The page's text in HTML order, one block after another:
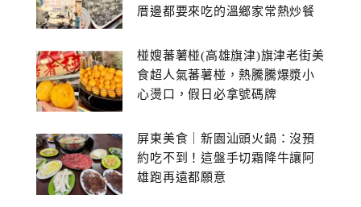
厝邊都要來吃的溫鄉家常熱炒餐
椪嫂蕃薯椪(高雄旗津)旗津老街美
食超人氣蕃薯椪，熱騰騰爆漿小
心燙口，假日必拿號碼牌
屏東美食｜新園汕頭火鍋：沒預
約吃不到！這盤手切霜降牛讓阿
雄跑再遠都願意